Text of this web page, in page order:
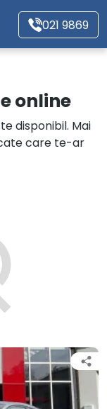
021 9869
online
disponibil. Mai
care te-ar